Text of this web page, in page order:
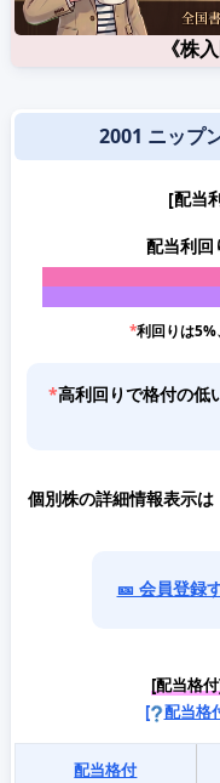
《株
2001 ニップ
[配当
配当利回
*利回りは5%
*高利回りで格付の低
個別株の詳細情報表示は
🎫 会員登録
[配当格
[
配当格
配当格付